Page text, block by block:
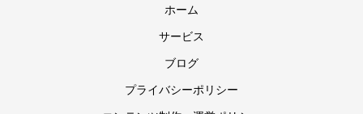
ホーム
サービス
ブログ
プライバシーポリシー